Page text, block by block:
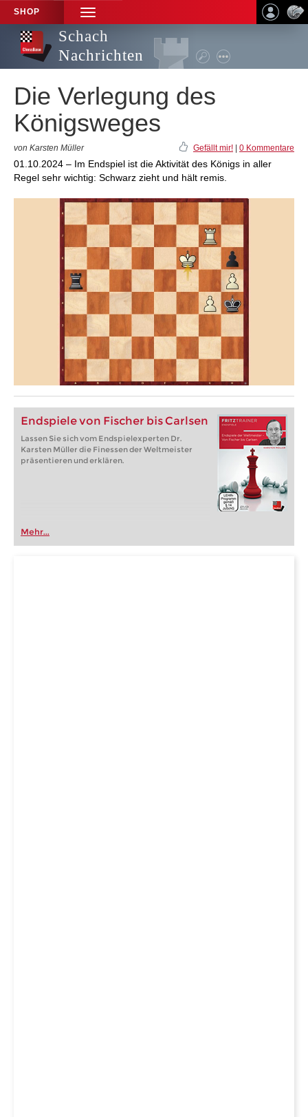
SHOP
TOGGLE
NAVIGATION
Schach
Nachrichten
Die Verlegung des
Königsweges
von Karsten Müller Gefällt mir! 0 Kommentare
01.10.2024 – Im Endspiel ist die Aktivität des Königs in aller
Regel sehr wichtig: Schwarz zieht und hält remis.
Endspiele von Fischer bis Carlsen
Lassen Sie sich vom Endspielexperten Dr.
Karsten Müller die Finessen der Weltmeister
präsentieren und erklären.
Mehr...